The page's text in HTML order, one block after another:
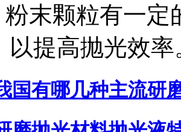
末颗粒有一定
以提高抛光效率
国有哪几种主流研